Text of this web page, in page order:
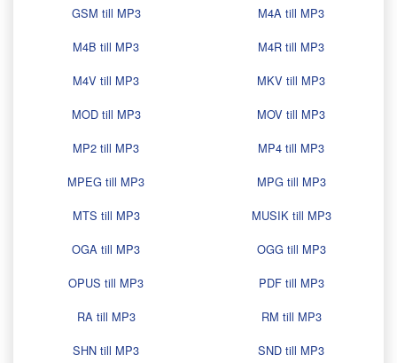
GSM till MP3
M4A till MP3
M4B till MP3
M4R till MP3
M4V till MP3
MKV till MP3
MOD till MP3
MOV till MP3
MP2 till MP3
MP4 till MP3
MPEG till MP3
MPG till MP3
MTS till MP3
MUSIK till MP3
OGA till MP3
OGG till MP3
OPUS till MP3
PDF till MP3
RA till MP3
RM till MP3
SHN till MP3
SND till MP3